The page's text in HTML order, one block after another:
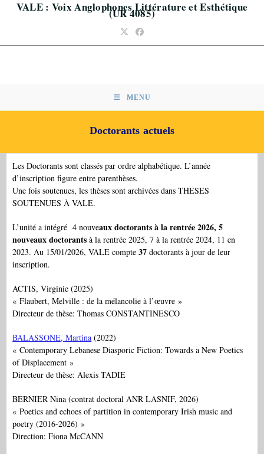
VALE : Voix Anglophones Littérature et Esthétique
(UR 4085)
MENU
Doctorants actuels
Les Doctorants sont classés par ordre alphabétique. L’année
d’inscription figure entre parenthèses.
Une fois soutenues, les thèses sont archivées dans THESES
SOUTENUES À VALE.
L’unité a intégré 4 nouveaux doctorants à la rentrée 2026, 5
nouveaux doctorantsà la rentrée 2025, 7 à la rentrée 2024, 11 en
2023. Au 15/01/2026, VALE compte37doctorants à jour de leur
inscription.
ACTIS, Virginie (2025)
« Flaubert, Melville : de la mélancolie à l’œuvre »
Directeur de thèse: Thomas CONSTANTINESCO
BALASSONE, Martina (2022)
« Contemporary Lebanese Diasporic Fiction: Towards a New Poetics
of Displacement »
Directeur de thèse: Alexis TADIE
BERNIER Nina (contrat doctoral ANR LASNIF, 2026)
« Poetics and echoes of partition in contemporary Irish music and
poetry (2016-2026) »
Direction: Fiona McCANN